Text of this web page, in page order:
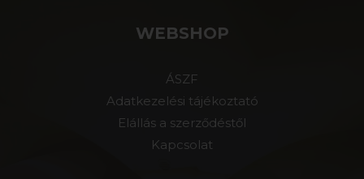
WEBSHOP
ÁSZF
Adatkezelési tájékoztató
Elállás a szerződéstől
Kapcsolat